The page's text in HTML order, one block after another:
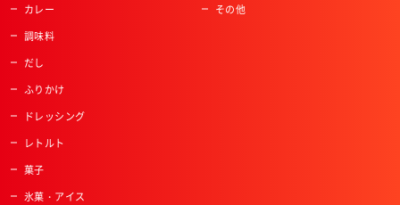
カレー
調味料
だし
ふりかけ
ドレッシング
レトルト
菓子
氷菓・アイス
その他